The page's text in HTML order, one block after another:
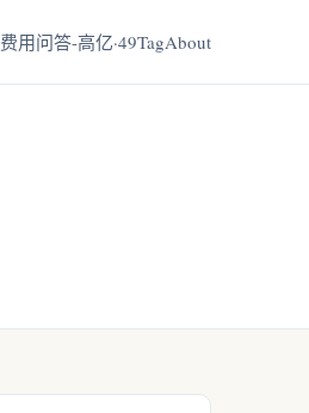
费用问答-高亿·49TagAbout